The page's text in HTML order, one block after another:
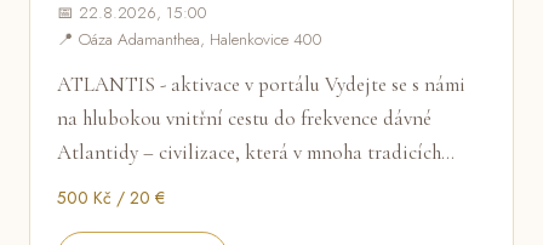
📅 22.8.2026, 15:00
📍 Oáza Adamanthea, Halenkovice 400
ATLANTIS - aktivace v portálu Vydejte se s námi
na hlubokou vnitřní cestu do frekvence dávné
Atlantidy – civilizace, která v mnoha tradicích…
500 Kč / 20 €